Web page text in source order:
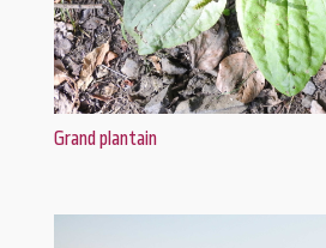
Grand plantain